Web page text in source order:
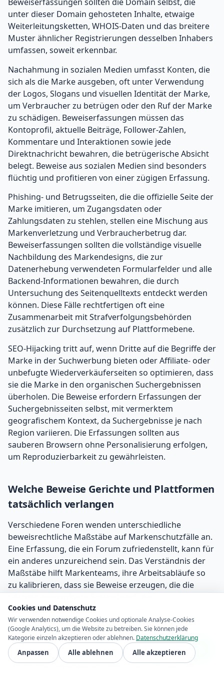
Beweiserfassungen sollten die Domain selbst, die
unter dieser Domain gehosteten Inhalte, etwaige
Weiterleitungsketten, WHOIS-Daten und das breitere
Muster ähnlicher Registrierungen desselben Inhabers
umfassen, soweit erkennbar.
Nachahmung in sozialen Medien umfasst Konten, die
sich als die Marke ausgeben, oft unter Verwendung
der Logos, Slogans und visuellen Identität der Marke,
um Verbraucher zu betrügen oder den Ruf der Marke
zu schädigen. Beweiserfassungen müssen das
Kontoprofil, aktuelle Beiträge, Follower-Zahlen,
Kommentare und Interaktionen sowie jede
Direktnachricht bewahren, die betrügerische Absicht
belegt. Beweise aus sozialen Medien sind besonders
flüchtig und profitieren von einer zügigen Erfassung.
Phishing- und Betrugsseiten, die die offizielle Seite der
Marke imitieren, um Zugangsdaten oder
Zahlungsdaten zu stehlen, stellen eine Mischung aus
Markenverletzung und Verbraucherbetrug dar.
Beweiserfassungen sollten die vollständige visuelle
Nachbildung des Markendesigns, die zur
Datenerhebung verwendeten Formularfelder und alle
Backend-Informationen bewahren, die durch
Untersuchung des Seitenquelltexts entdeckt werden
können. Diese Fälle rechtfertigen oft eine
Zusammenarbeit mit Strafverfolgungsbehörden
zusätzlich zur Durchsetzung auf Plattformebene.
SEO-Hijacking tritt auf, wenn Dritte auf die Begriffe der
Marke in der Suchwerbung bieten oder Affiliate- oder
unbefugte Wiederverkäuferseiten so optimieren, dass
sie die Marke in den organischen Suchergebnissen
überholen. Die Beweise erfordern Erfassungen der
Suchergebnisseiten selbst, mit vermerktem
geografischem Kontext, da Suchergebnisse je nach
Region variieren. Die Erfassungen sollten aus
sauberen Browsern ohne Personalisierung erfolgen,
um Reproduzierbarkeit zu gewährleisten.
Welche Beweise Gerichte und Plattformen
tatsächlich verlangen
Verschiedene Foren wenden unterschiedliche
beweisrechtliche Maßstäbe auf Markenschutzfälle an.
Eine Erfassung, die ein Forum zufriedenstellt, kann für
ein anderes unzureichend sein. Das Verständnis der
Maßstäbe hilft Markenteams, ihre Arbeitsabläufe so
zu kalibrieren, dass sie Beweise erzeugen, die die
Plattform-Takedown-Systeme wenden im Allgemeinen
die großzügigsten Maßstäbe an. Amazon, eBay und
ähnliche Plattformen akzeptieren typischerweise
Screenshots und URLs als Beweis, ergänzt durch
Markeneintragungsunterlagen. Das Interesse der
Cookies und Datenschutz
Wir verwenden notwendige Cookies und optionale Analyse-Cookies
(Google Analytics), um die Website zu betreiben. Sie können jede
Kategorie einzeln akzeptieren oder ablehnen. Datenschutzerklärung
Anpassen Alle ablehnen Alle akzeptieren